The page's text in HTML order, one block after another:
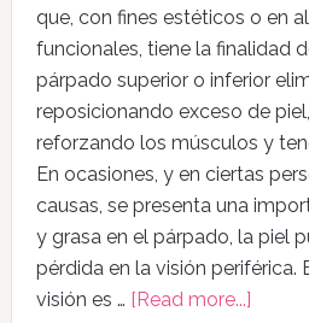
que, con fines estéticos o en
funcionales, tiene la finalidad
párpado superior o inferior
reposicionando exceso de
reforzando los músculos y
En ocasiones, y en ciertas
causas, se presenta una
y grasa en el párpado, la piel
pérdida en la visión periférica.
visión es … [Read more...]